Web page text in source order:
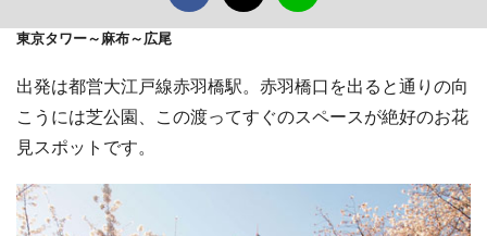
東京タワー～麻布～広尾
出発は都営大江戸線赤羽橋駅。赤羽橋口を出ると通りの向
こうには芝公園、この渡ってすぐのスペースが絶好のお花
見スポットです。